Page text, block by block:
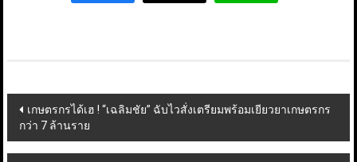
Post
navigation
เกษตรกรได้เฮ ! “เฉลิมชัย” ฉับไวสั่งเตรียมพร้อมเยียวยาเกษตรกร
กว่า 7 ล้านราย